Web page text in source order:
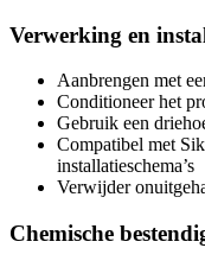
Verwerking en
Aanbrengen met
Conditioneer het
Gebruik een
Compatibel met
installatieschema’s
Verwijder
Chemische